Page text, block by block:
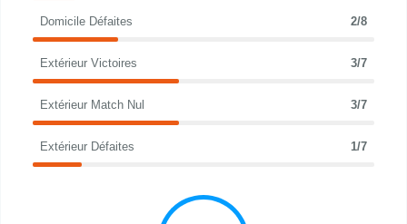
Domicile Défaites 2/8
Extérieur Victoires 3/7
Extérieur Match Nul 3/7
Extérieur Défaites 1/7